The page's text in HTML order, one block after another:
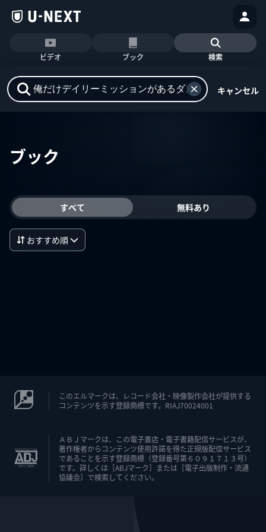
ビデオ ブック 検索
キャンセル
ブック
すべて 無料あり
おすすめ順
このエルマークは、レコード会社・映像製作会社が提供する
コンテンツを示す登録商標です。RIAJ70024001
ＡＢＪマークは、この電子書店・電子書籍配信サービスが、
著作権者からコンテンツ使用許諾を得た正規版配信サービス
であることを示す登録商標（登録番号第６０９１７１３号）
です。詳しくは［ABJマーク］または［電子出版制作・流通
協議会］で検索してください。